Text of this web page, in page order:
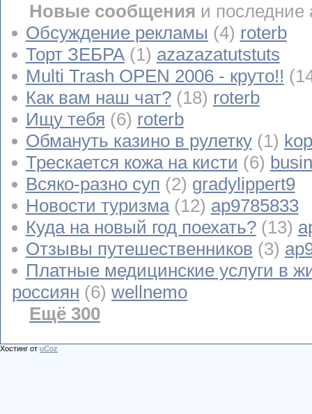
Новые сообщения и последние
Обсуждение рекламы (4) roterb
Торт ЗЕБРА (1) azazazatutstuts
Multi Trash OPEN 2006 - круто!!
Как вам наш чат? (18) roterb
Ищу тебя (6) roterb
Обмануть казино в рулетку (1)
Трескается кожа на кисти (6)
Всяко-разно суп (2) gradylippert9
Новости туризма (12) ap9785833
Куда на новый год поехать? (13)
Отзывы путешественников (3)
Платные медицинские услуги в
россиян (6) wellnemo
Ещё 300
Хостинг от uCoz